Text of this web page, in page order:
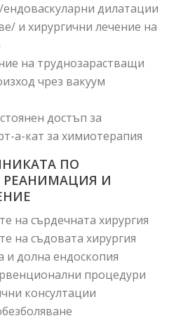
дилатации
и хирургични лечение на
на труднозарастващи
чрез вакуум
достъп за
а-кат за химиотерапия
ПО
РЕАНИМАЦИЯ И
на сърдечната хирургия
на съдовата хирургия
и долна ендоскопия
процедури
консултации